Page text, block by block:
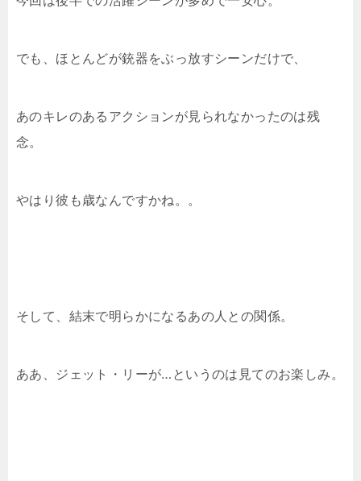
でも、ほとんどが銃器をぶっ放すシーンだけで、
あのキレのあるアクションが見られなかったのは残
念。
やはり彼も歳なんですかね。。
そして、結末で明らかになるあの人との関係。
ああ、ジェット・リーが…というのは見てのお楽しみ。